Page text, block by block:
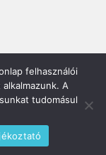
Minden jog
e.v.Design:
felhasználói
A
tudomásul